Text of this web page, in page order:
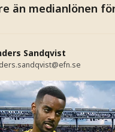
än medianlönen
Sandqvist